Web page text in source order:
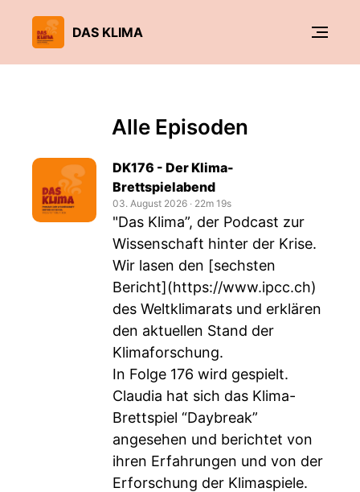
DAS KLIMA
Alle Episoden
DK176 - Der Klima-
Brettspielabend
03. August 2026 ‧ 22m 19s
"Das Klima”, der Podcast zur
Wissenschaft hinter der Krise.
Wir lasen den [sechsten
Bericht](https://www.ipcc.ch)
des Weltklimarats und erklären
den aktuellen Stand der
Klimaforschung.
In Folge 176 wird gespielt.
Claudia hat sich das Klima-
Brettspiel “Daybreak”
angesehen und berichtet von
ihren Erfahrungen und von der
Erforschung der Klimaspiele.